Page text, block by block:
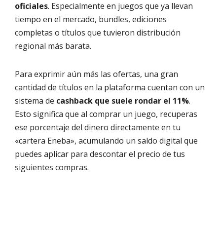
oficiales. Especialmente en juegos que ya llevan
tiempo en el mercado, bundles, ediciones
completas o títulos que tuvieron distribución
regional más barata.
Para exprimir aún más las ofertas, una gran
cantidad de títulos en la plataforma cuentan con un
sistema de cashback que suele rondar el 11%.
Esto significa que al comprar un juego, recuperas
ese porcentaje del dinero directamente en tu
«cartera Eneba», acumulando un saldo digital que
puedes aplicar para descontar el precio de tus
siguientes compras.